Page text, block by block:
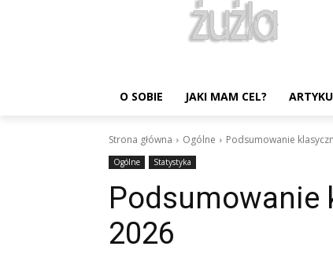
O SOBIE JAKI MAM CEL?
Strona główna Ogólne Podsumowanie
Ogólne Statystyka
Podsumowanie
2026